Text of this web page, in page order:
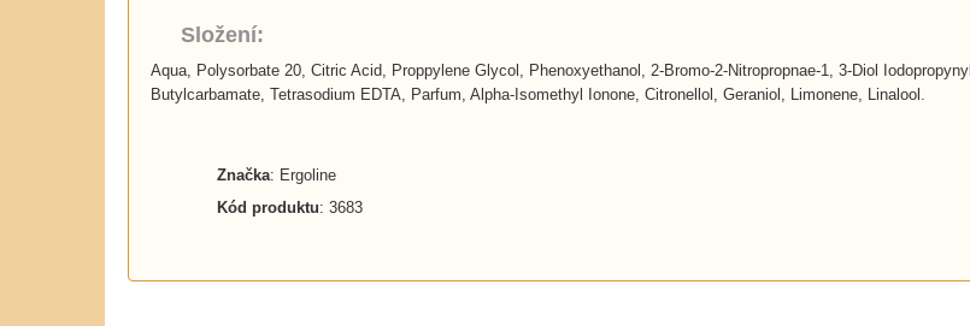
Složení:
Aqua, Polysorbate 20, Citric Acid, Proppylene Glycol, Phenoxyethanol, 2-Bromo-2-Nitropropnae-1, 3-Diol Iodopropynyl
Butylcarbamate, Tetrasodium EDTA, Parfum, Alpha-Isomethyl Ionone, Citronellol, Geraniol, Limonene, Linalool.
Značka: Ergoline
Kód produktu: 3683